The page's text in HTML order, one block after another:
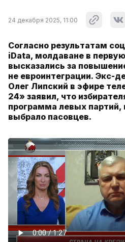
24 декабря 2025, 11:00
Согласно результатам
iData, молдаване в
высказались за
не евроинтеграции. Экс-
Олег Липский в эфире
24» заявил, что
программа левых партий,
выбрало пасовцев.